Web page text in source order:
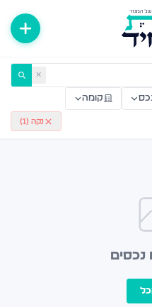
רשות היחיד ✕
קומה
נקה ( 1
)
נכסים